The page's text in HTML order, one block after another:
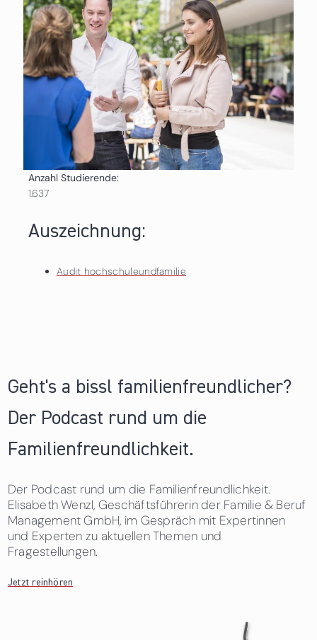
Anzahl Studierende:
1.637
Auszeichnung:
Audit hochschuleundfamilie
Geht's a bissl familienfreundlicher?
Der Podcast rund um die
Familienfreundlichkeit.
Der Podcast rund um die Familienfreundlichkeit.
Elisabeth Wenzl, Geschäftsführerin der Familie & Beruf
Management GmbH, im Gespräch mit Expertinnen
und Experten zu aktuellen Themen und
Fragestellungen.
Jetzt reinhören